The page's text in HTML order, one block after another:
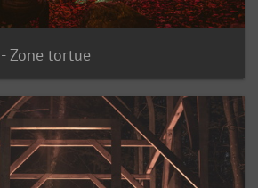
Zone tortue